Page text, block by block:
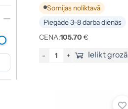
Somijas noliktavā
Piegāde 3–8 darba dienās
CENA:105.70 €
- + Ielikt grozā